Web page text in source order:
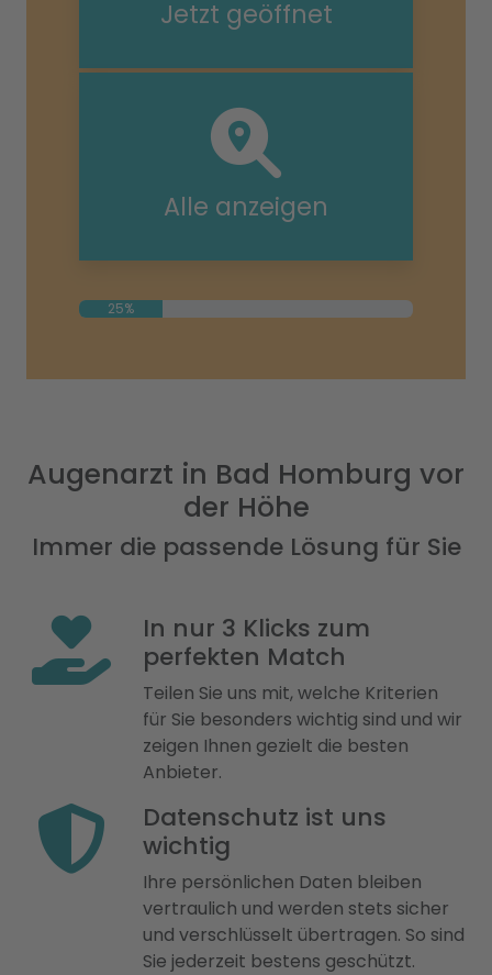
Jetzt geöffnet
Alle anzeigen
25%
Augenarzt in Bad Homburg vor
der Höhe
Immer die passende Lösung für Sie
In nur 3 Klicks zum
perfekten Match
Teilen Sie uns mit, welche Kriterien
für Sie besonders wichtig sind und wir
zeigen Ihnen gezielt die besten
Anbieter.
Datenschutz ist uns
wichtig
Ihre persönlichen Daten bleiben
vertraulich und werden stets sicher
und verschlüsselt übertragen. So sind
Sie jederzeit bestens geschützt.